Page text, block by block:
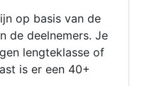
op basis van de
de deelnemers. Je
lengteklasse of
is er een 40+